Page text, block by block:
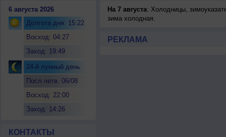
6 августа 2026
Долгота дня: 15:22
Восход: 04:27
Заход: 19:49
24-й лунный день
Посл.четв. 06/08
Восход: 22:00
Заход: 14:26
КОНТАКТЫ
На 7 августа: Холодницы,
зима холодная.
РЕКЛАМА